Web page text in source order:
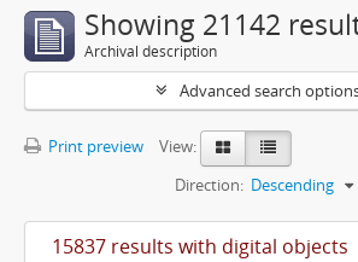
Showing 21142
Archival description
Advanced search
Print preview
View:
Direction: Descending
15837 results with digital objects